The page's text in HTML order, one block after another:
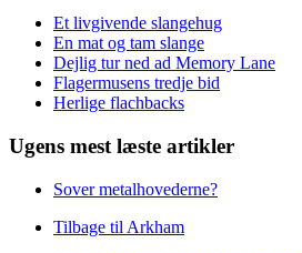
Et livgivende slangehug
En mat og tam slange
Dejlig tur ned ad Memory Lane
Flagermusens tredje bid
Herlige flachbacks
Ugens mest læste artikler
Sover metalhovederne?
Tilbage til Arkham